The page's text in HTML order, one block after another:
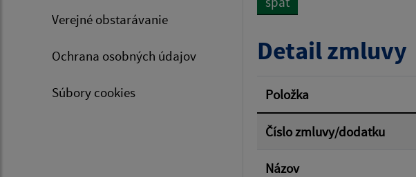
Verejné obstarávanie
Ochrana osobných údajov
Súbory cookies Suma od:
Detail zmluvy
Položka
Číslo zmluvy/dodatku
Názov